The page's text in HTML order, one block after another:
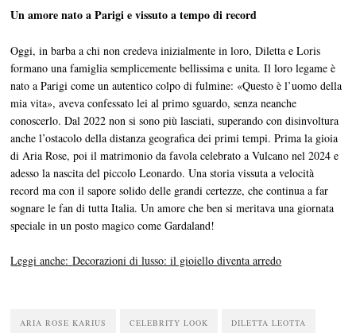
Un amore nato a Parigi e vissuto a tempo di record
Oggi, in barba a chi non credeva inizialmente in loro, Diletta e Loris
formano una famiglia semplicemente bellissima e unita. Il loro legame è
nato a Parigi come un autentico colpo di fulmine: «Questo è l’uomo della
mia vita», aveva confessato lei al primo sguardo, senza neanche
conoscerlo. Dal 2022 non si sono più lasciati, superando con disinvoltura
anche l’ostacolo della distanza geografica dei primi tempi. Prima la gioia
di Aria Rose, poi il matrimonio da favola celebrato a Vulcano nel 2024 e
adesso la nascita del piccolo Leonardo. Una storia vissuta a velocità
record ma con il sapore solido delle grandi certezze, che continua a far
sognare le fan di tutta Italia. Un amore che ben si meritava una giornata
speciale in un posto magico come Gardaland!
Leggi anche:Decorazioni di lusso: il gioiello diventa arredo
ARIA ROSE KARIUS CELEBRITY LOOK DILETTA LEOTTA